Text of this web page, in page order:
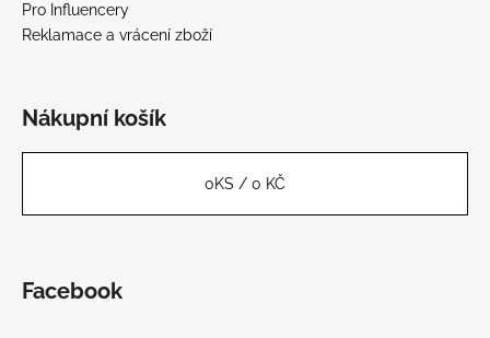
Pro Influencery
Reklamace a vrácení zboží
Nákupní košík
0KS / 0 KČ
Facebook